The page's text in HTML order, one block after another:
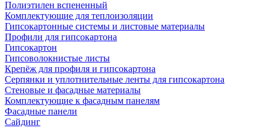
Полиэтилен вспененный
Комплектующие для теплоизоляции
Гипсокартонные системы и листовые материалы
Профили для гипсокартона
Гипсокартон
Гипсоволокнистые листы
Крепёж для профиля и гипсокартона
Серпянки и уплотнительные ленты для гипсокартона
Стеновые и фасадные материалы
Комплектующие к фасадным панелям
Фасадные панели
Сайдинг